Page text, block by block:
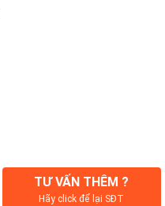
TƯ VẤN THÊM ?
Hãy click để lại SĐT